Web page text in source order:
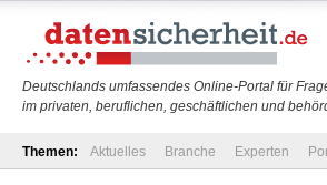
Deutschlands umfassendes Online-Portal für
im privaten, beruflichen, geschäftlichen und
Themen: Aktuelles Branche Experten